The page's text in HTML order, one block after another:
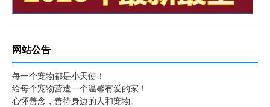
网站公告
每一个宠物都是小天使！
给每个宠物营造一个温馨有爱的家！
心怀善念，善待身边的人和宠物。